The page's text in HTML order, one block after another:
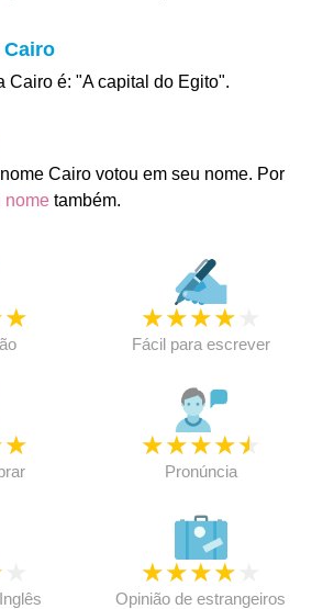
Cairo é: "A capital do Egito".
Cairo votou em seu nome. Por
nome também.
★ ★★★★
Fácil para escrever
★ ★★★★★
Pronúncia
★★★★
Opinião de estrangeiros